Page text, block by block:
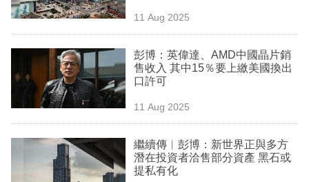
11 Aug 2025
彭博：英偉達、AMD中國晶片銷
售收入 其中15％要上繳美國換出
口許可
11 Aug 2025
繼續傳︳彭博：新世界正與多方
潛在投資者洽售部分資產 黑石或
提私有化